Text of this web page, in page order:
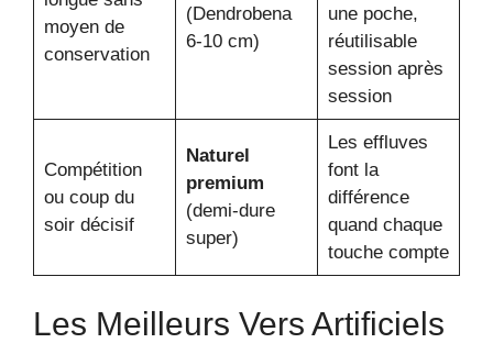
moyen de
conservation
(Dendrobena
6-10 cm)
une poche,
réutilisable
session après
session
Compétition
ou coup du
soir décisif
Naturel
premium
(demi-dure
super)
Les effluves
font la
différence
quand chaque
touche compte
Les Meilleurs Vers Artificiels